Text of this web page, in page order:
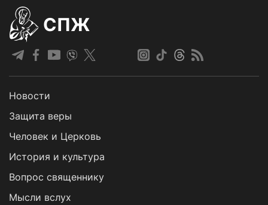
СПЖ
Новости
Защита веры
Человек и Церковь
История и культура
Вопрос священнику
Мысли вслух